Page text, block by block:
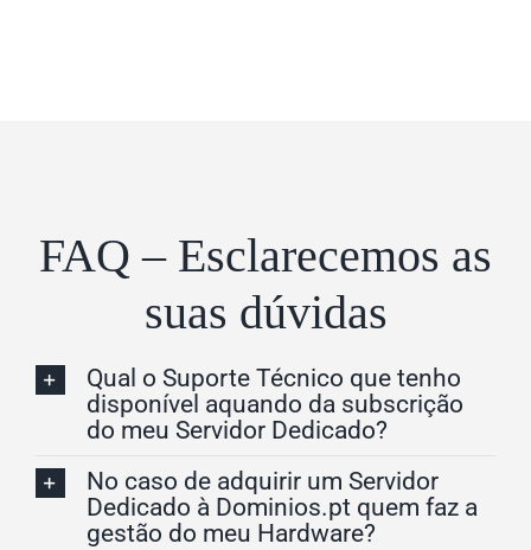
FAQ – Esclarecemos as
suas dúvidas
Qual o Suporte Técnico que tenho
disponível aquando da subscrição
do meu Servidor Dedicado?
No caso de adquirir um Servidor
Dedicado à Dominios.pt quem faz a
gestão do meu Hardware?